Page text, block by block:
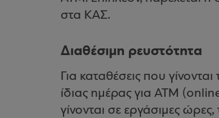
στα ΚΑΣ.
Διαθέσιμη ρευστότητα
Για καταθέσεις που
ίδιας ημέρας για ATM
γίνονται σε εργάσιμες